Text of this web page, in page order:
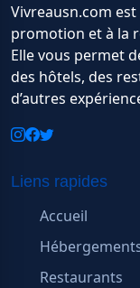
Vivreausn.com
promotion et à la
Elle vous permet
des hôtels, des
d’autres
Liens rapides
Accueil
Restaurants